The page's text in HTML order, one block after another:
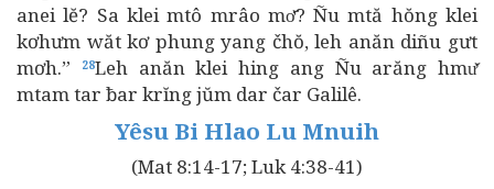
anei lĕ? Sa klei mtô mrâo mơ̆? Ñu mtă hŏng klei
kơhưm wăt kơ phung yang čhŏ, leh anăn diñu gưt
mơh.”
28Leh anăn klei hing ang Ñu arăng hmư̆
mtam tar ƀar krĭng jŭm dar čar Galilê.
Yêsu Bi Hlao Lu Mnuih
(Mat 8:14-17; Luk 4:38-41)